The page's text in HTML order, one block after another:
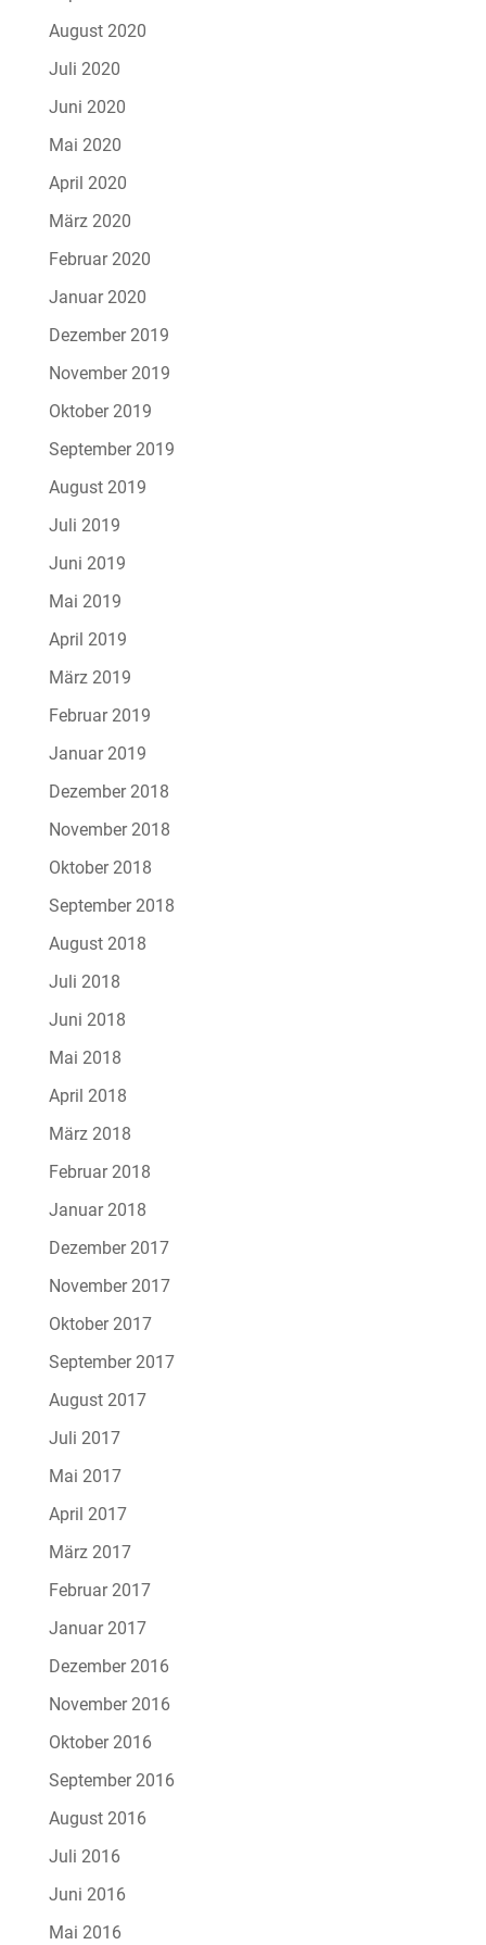
August 2020
Juli 2020
Juni 2020
Mai 2020
April 2020
März 2020
Februar 2020
Januar 2020
Dezember 2019
November 2019
Oktober 2019
September 2019
August 2019
Juli 2019
Juni 2019
Mai 2019
April 2019
März 2019
Februar 2019
Januar 2019
Dezember 2018
November 2018
Oktober 2018
September 2018
August 2018
Juli 2018
Juni 2018
Mai 2018
April 2018
März 2018
Februar 2018
Januar 2018
Dezember 2017
November 2017
Oktober 2017
September 2017
August 2017
Juli 2017
Mai 2017
April 2017
März 2017
Februar 2017
Januar 2017
Dezember 2016
November 2016
Oktober 2016
September 2016
August 2016
Juli 2016
Juni 2016
Mai 2016